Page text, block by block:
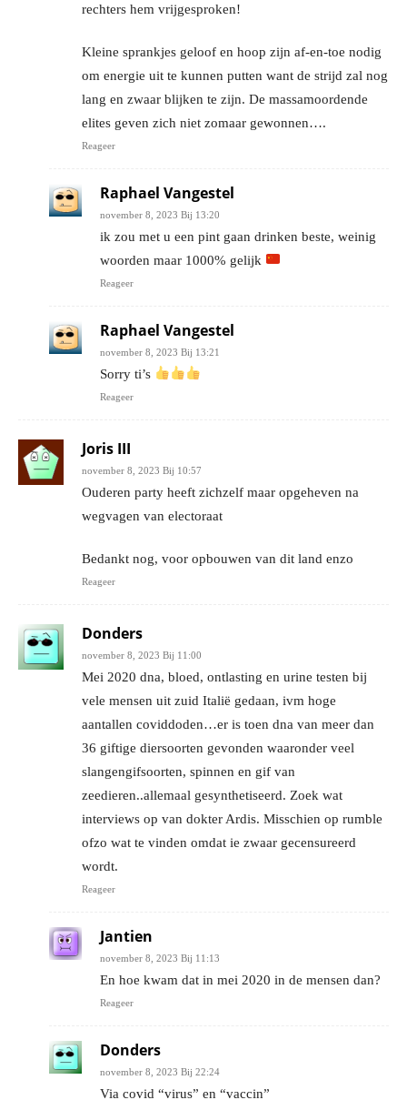
rechters hem vrijgesproken!
Kleine sprankjes geloof en hoop zijn af-en-toe nodig
om energie uit te kunnen putten want de strijd zal nog
lang en zwaar blijken te zijn. De massamoordende
elites geven zich niet zomaar gewonnen….
Reageer
Raphael Vangestel
november 8, 2023 Bij 13:20
ik zou met u een pint gaan drinken beste, weinig
woorden maar 1000% gelijk
Reageer
Raphael Vangestel
november 8, 2023 Bij 13:21
Sorry ti’s
Reageer
Joris III
november 8, 2023 Bij 10:57
Ouderen party heeft zichzelf maar opgeheven na
wegvagen van electoraat
Bedankt nog, voor opbouwen van dit land enzo
Reageer
Donders
november 8, 2023 Bij 11:00
Mei 2020 dna, bloed, ontlasting en urine testen bij
vele mensen uit zuid Italië gedaan, ivm hoge
aantallen coviddoden…er is toen dna van meer dan
36 giftige diersoorten gevonden waaronder veel
slangengifsoorten, spinnen en gif van
zeedieren..allemaal gesynthetiseerd. Zoek wat
interviews op van dokter Ardis. Misschien op rumble
ofzo wat te vinden omdat ie zwaar gecensureerd
wordt.
Reageer
Jantien
november 8, 2023 Bij 11:13
En hoe kwam dat in mei 2020 in de mensen dan?
Reageer
Donders
november 8, 2023 Bij 22:24
Via covid “virus” en “vaccin”